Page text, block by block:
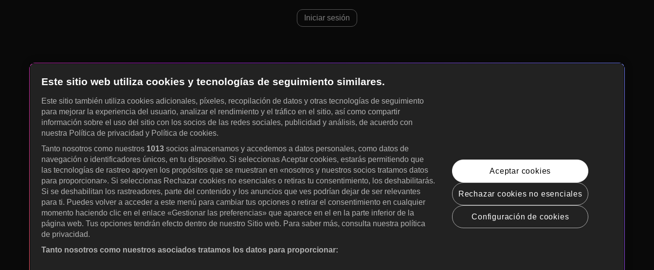
Iniciar sesión
Este sitio web utiliza cookies y tecnologías de seguimiento similares.
Este sitio también utiliza cookies adicionales, píxeles, recopilación de datos y otras tecnologías de seguimiento
para mejorar la experiencia del usuario, analizar el rendimiento y el tráfico en el sitio, así como compartir
información sobre el uso del sitio con los socios de las redes sociales, publicidad y análisis, de acuerdo con
nuestra Política de privacidad y Política de cookies.
Tanto nosotros como nuestros 1013 socios almacenamos y accedemos a datos personales, como datos de
navegación o identificadores únicos, en tu dispositivo. Si seleccionas Aceptar cookies, estarás permitiendo que
las tecnologías de rastreo apoyen los propósitos que se muestran en «nosotros y nuestros socios tratamos datos
para proporcionar». Si seleccionas Rechazar cookies no esenciales o retiras tu consentimiento, los deshabilitarás.
Si se deshabilitan los rastreadores, parte del contenido y los anuncios que ves podrían dejar de ser relevantes
para ti. Puedes volver a acceder a este menú para cambiar tus opciones o retirar el consentimiento en cualquier
momento haciendo clic en el enlace «Gestionar las preferencias» que aparece en el en la parte inferior de la
página web. Tus opciones tendrán efecto dentro de nuestro Sitio web. Para saber más, consulta nuestra política
de privacidad.
Tanto nosotros como nuestros asociados tratamos los datos para proporcionar:
Aceptar cookies
Rechazar cookies no esenciales
Configuración de cookies